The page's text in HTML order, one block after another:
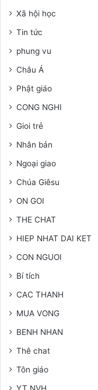
Xã hội học
Tin tức
phung vu
Châu Á
Phật giáo
CONG NGHI
Gioi trẻ
Nhân bản
Ngoại giao
Chúa Giêsu
ON GOI
THE CHAT
HIEP NHAT DAI KET
CON NGUOI
Bí tích
CAC THANH
MUA VONG
BENH NHAN
Thê chat
Tôn giáo